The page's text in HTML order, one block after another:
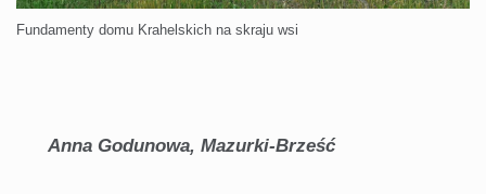
Fundamenty domu Krahelskich na skraju wsi
Anna Godunowa, Mazurki-Brześć